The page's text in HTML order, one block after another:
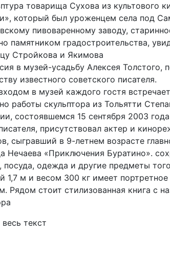
товарища Сухова из культового
который был уроженцем села под
пивоваренному заводу,
памятником градостроительства,
Стройкова и Якимова
в музей-усадьбу Алексея Толстого,
известного советского писателя.
в музей каждого гостя
работы скульптора из Тольятти
состоявшемся 15 сентября 2003
присутствовал актер и
сыгравший в 9-летнем возрасте
Нечаева «Приключения Буратино».
посуда, одежда и другие предметы
1,7 м и весом 300 кг имеет
Рядом стоит стилизованная книга с
текст